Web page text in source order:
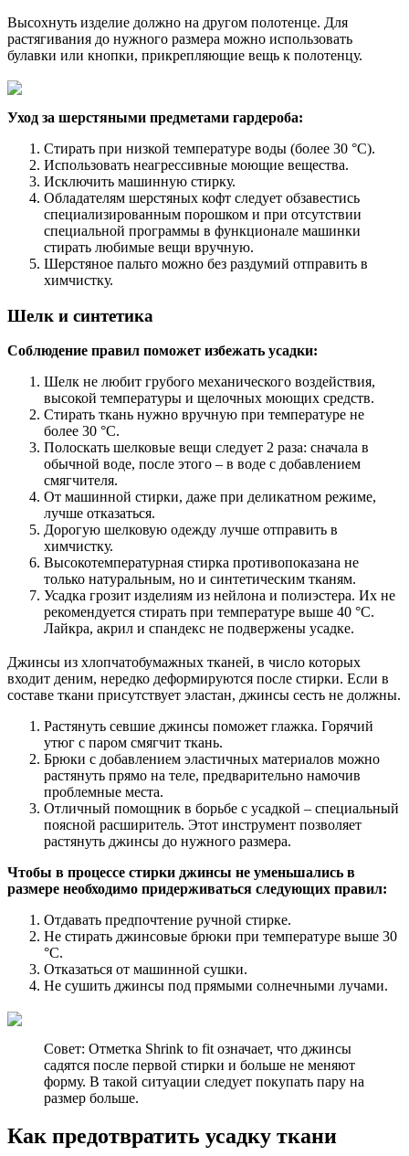
Высохнуть изделие должно на другом полотенце. Для
растягивания до нужного размера можно использовать
булавки или кнопки, прикрепляющие вещь к полотенцу.
Уход за шерстяными предметами гардероба:
Стирать при низкой температуре воды (более 30 °С).
Использовать неагрессивные моющие вещества.
Исключить машинную стирку.
Обладателям шерстяных кофт следует обзавестись
специализированным порошком и при отсутствии
специальной программы в функционале машинки
стирать любимые вещи вручную.
Шерстяное пальто можно без раздумий отправить в
химчистку.
Шелк и синтетика
Соблюдение правил поможет избежать усадки:
Шелк не любит грубого механического воздействия,
высокой температуры и щелочных моющих средств.
Стирать ткань нужно вручную при температуре не
более 30 °С.
Полоскать шелковые вещи следует 2 раза: сначала в
обычной воде, после этого – в воде с добавлением
смягчителя.
От машинной стирки, даже при деликатном режиме,
лучше отказаться.
Дорогую шелковую одежду лучше отправить в
химчистку.
Высокотемпературная стирка противопоказана не
только натуральным, но и синтетическим тканям.
Усадка грозит изделиям из нейлона и полиэстера. Их не
рекомендуется стирать при температуре выше 40 °С.
Лайкра, акрил и спандекс не подвержены усадке.
Джинсы из хлопчатобумажных тканей, в число которых
входит деним, нередко деформируются после стирки. Если в
составе ткани присутствует эластан, джинсы сесть не должны.
Растянуть севшие джинсы поможет глажка. Горячий
утюг с паром смягчит ткань.
Брюки с добавлением эластичных материалов можно
растянуть прямо на теле, предварительно намочив
проблемные места.
Отличный помощник в борьбе с усадкой – специальный
поясной расширитель. Этот инструмент позволяет
растянуть джинсы до нужного размера.
Чтобы в процессе стирки джинсы не уменьшались в
размере необходимо придерживаться следующих правил:
Отдавать предпочтение ручной стирке.
Не стирать джинсовые брюки при температуре выше 30
°С.
Отказаться от машинной сушки.
Не сушить джинсы под прямыми солнечными лучами.
Совет: Отметка Shrink to fit означает, что джинсы
садятся после первой стирки и больше не меняют
форму. В такой ситуации следует покупать пару на
размер больше.
Как предотвратить усадку ткани